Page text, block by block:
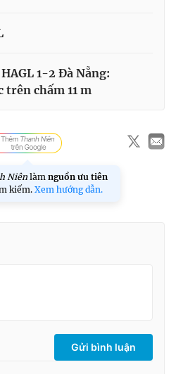
1-2 Đà Nẵng:
chấm 11 m
Niên làm nguồn ưu tiên
kiếm. Xem hướng dẫn.
Gửi bình luận